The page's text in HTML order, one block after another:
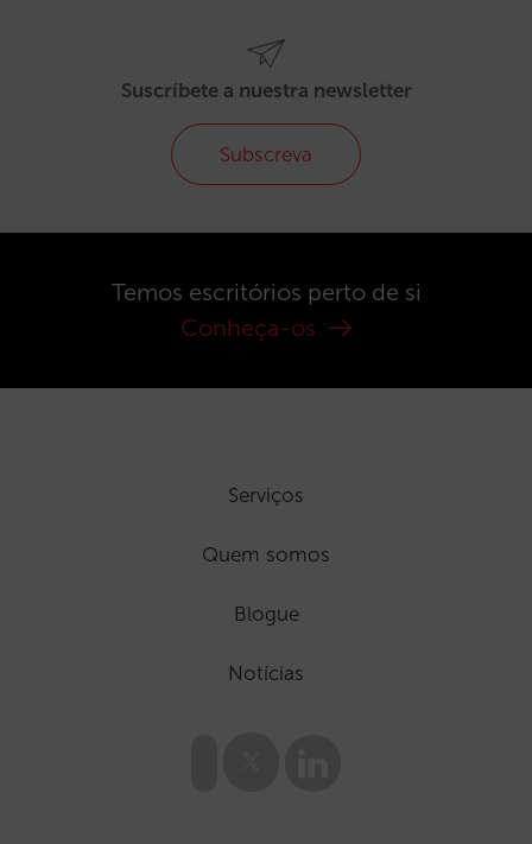
Suscríbete a nuestra newsletter
Subscreva
Temos escritórios perto de si
Conheça-os
Serviços
Quem somos
Blogue
Notícias